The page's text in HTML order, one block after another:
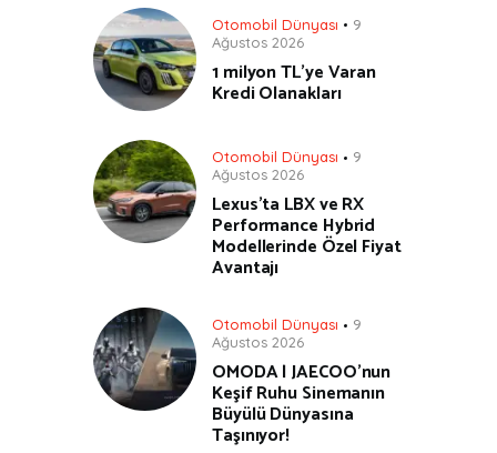
Otomobil Dünyası
9
Ağustos 2026
1 milyon TL’ye Varan
Kredi Olanakları
Otomobil Dünyası
9
Ağustos 2026
Lexus’ta LBX ve RX
Performance Hybrid
Modellerinde Özel Fiyat
Avantajı
Otomobil Dünyası
9
Ağustos 2026
OMODA | JAECOO’nun
Keşif Ruhu Sinemanın
Büyülü Dünyasına
Taşınıyor!